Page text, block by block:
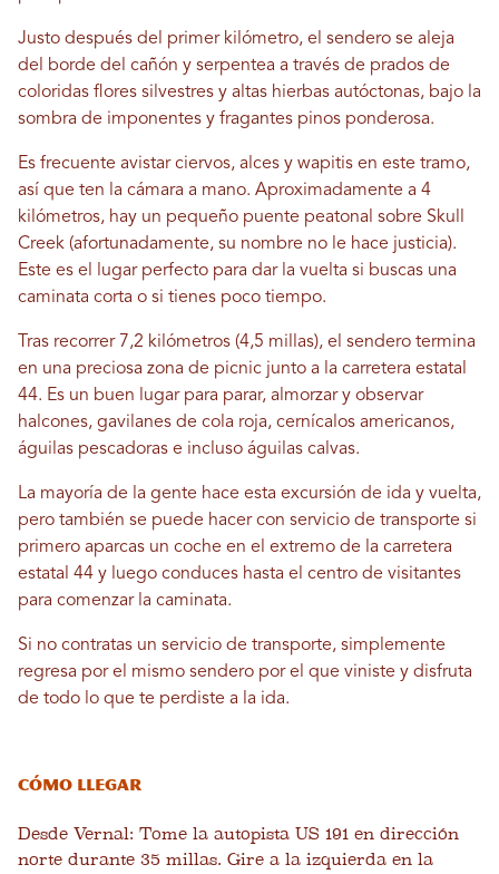
Justo después del primer kilómetro, el sendero se aleja
del borde del cañón y serpentea a través de prados de
coloridas flores silvestres y altas hierbas autóctonas, bajo la
sombra de imponentes y fragantes pinos ponderosa.
Es frecuente avistar ciervos, alces y wapitis en este tramo,
así que ten la cámara a mano. Aproximadamente a 4
kilómetros, hay un pequeño puente peatonal sobre Skull
Creek (afortunadamente, su nombre no le hace justicia).
Este es el lugar perfecto para dar la vuelta si buscas una
caminata corta o si tienes poco tiempo.
Tras recorrer 7,2 kilómetros (4,5 millas), el sendero termina
en una preciosa zona de picnic junto a la carretera estatal
44. Es un buen lugar para parar, almorzar y observar
halcones, gavilanes de cola roja, cernícalos americanos,
águilas pescadoras e incluso águilas calvas.
La mayoría de la gente hace esta excursión de ida y vuelta,
pero también se puede hacer con servicio de transporte si
primero aparcas un coche en el extremo de la carretera
estatal 44 y luego conduces hasta el centro de visitantes
para comenzar la caminata.
Si no contratas un servicio de transporte, simplemente
regresa por el mismo sendero por el que viniste y disfruta
de todo lo que te perdiste a la ida.
Cómo llegar
Desde Vernal: Tome la autopista US 191 en dirección
norte durante 35 millas. Gire a la izquierda en la